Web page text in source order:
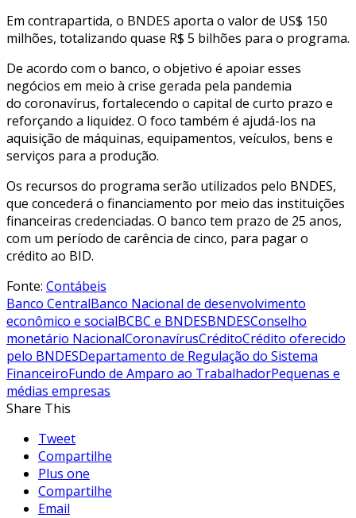
Em contrapartida, o BNDES aporta o valor de US$ 150
milhões, totalizando quase R$ 5 bilhões para o programa.
De acordo com o banco, o objetivo é apoiar esses
negócios em meio à crise gerada pela pandemia
do coronavírus, fortalecendo o capital de curto prazo e
reforçando a liquidez. O foco também é ajudá-los na
aquisição de máquinas, equipamentos, veículos, bens e
serviços para a produção.
Os recursos do programa serão utilizados pelo BNDES,
que concederá o financiamento por meio das instituições
financeiras credenciadas. O banco tem prazo de 25 anos,
com um período de carência de cinco, para pagar o
crédito ao BID.
Fonte: Contábeis
Banco CentralBanco Nacional de desenvolvimento
econômico e socialBCBC e BNDESBNDESConselho
monetário NacionalCoronavírusCréditoCrédito oferecido
pelo BNDESDepartamento de Regulação do Sistema
FinanceiroFundo de Amparo ao TrabalhadorPequenas e
médias empresas
Share This
Tweet
Compartilhe
Plus one
Compartilhe
Email